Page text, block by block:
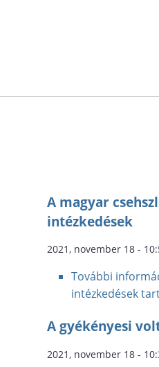
A magyar
intézkedések
2021, november 18 -
További
intézkedések
A gyékényesi
2021, november 18 -